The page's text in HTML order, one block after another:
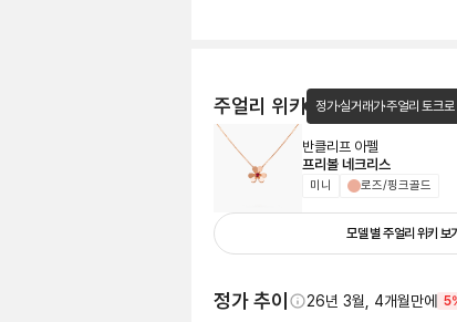
주얼리 위키 정가·실거래가·주얼리 토크
반클리프 아펠
프리볼 네크리스
미니 로즈/핑크골드
모델 별 주얼리 위키 보기
정가 추이 26년 3월, 4개월만에